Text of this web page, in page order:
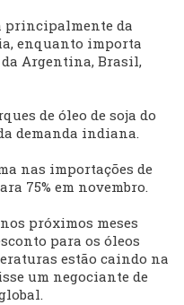
principalmente da
enquanto importa
da Argentina, Brasil,
de óleo de soja do
demanda indiana.
nas importações de
75% em novembro.
próximos meses
para os óleos
estão caindo na
um negociante de